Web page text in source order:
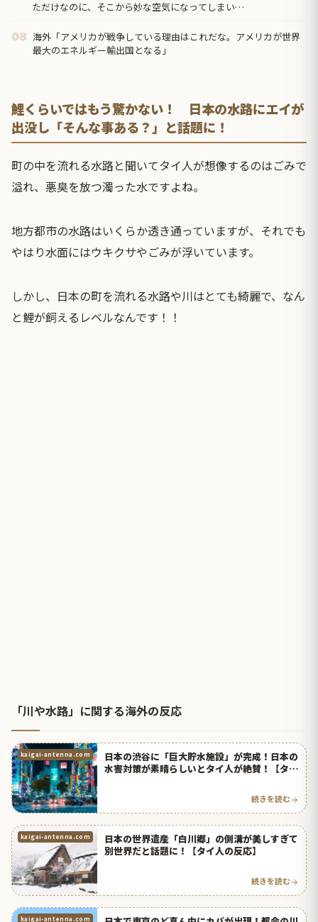
ただけなのに、そこから妙な空気になってしまい…
08 海外「アメリカが戦争している理由はこれだな。アメリカが世界
最大のエネルギー輸出国となる」
鯉くらいではもう驚かない！ 日本の水路にエイが
出没し「そんな事ある？」と話題に！
町の中を流れる水路と聞いてタイ人が想像するのはごみで
溢れ、悪臭を放つ濁った水ですよね。
地方都市の水路はいくらか透き通っていますが、それでも
やはり水面にはウキクサやごみが浮いています。
しかし、日本の町を流れる水路や川はとても綺麗で、なん
と鯉が飼えるレベルなんです！！
「川や水路」に関する海外の反応
kaigai-antenna.com
日本の渋谷に「巨大貯水施設」が完成！日本の
水害対策が素晴らしいとタイ人が絶賛！【タイ
続きを読む
kaigai-antenna.com
日本の世界遺産「白川郷」の側溝が美しすぎて
別世界だと話題に！【タイ人の反応】
続きを読む
kaigai-antenna.com